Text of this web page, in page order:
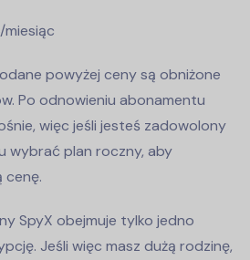
miesiąc
powyżej ceny są obniżone
Po odnowieniu abonamentu
więc jeśli jesteś zadowolony
wybrać plan roczny, aby
cenę.
SpyX obejmuje tylko jedno
Jeśli więc masz dużą rodzinę,